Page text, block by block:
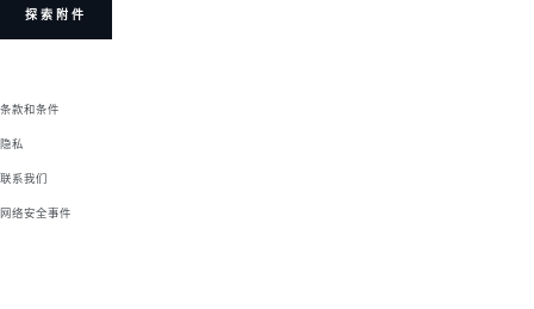
探索附件
条款和条件
隐私
联系我们
网络安全事件